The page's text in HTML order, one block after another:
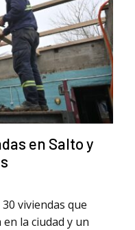
en Salto y
viviendas que
la ciudad y un